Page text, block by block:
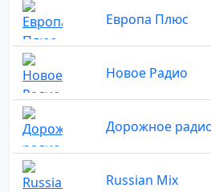
Европа Плюс
Новое Радио
Дорожное
Russian Mix